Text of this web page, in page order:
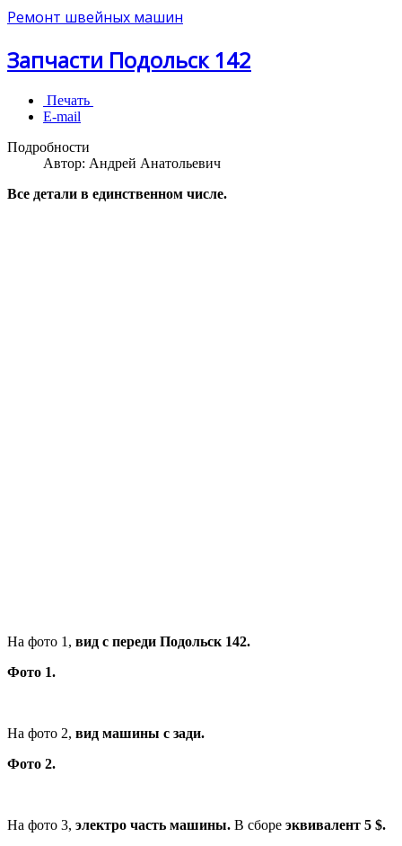
Ремонт швейных машин
Запчасти Подольск 142
Печать
E-mail
Подробности
Автор: Андрей Анатольевич
Все детали в единственном числе.
На фото 1, вид с переди Подольск 142.
Фото 1.
На фото 2, вид машины с зади.
Фото 2.
На фото 3, электро часть машины. В сборе эквивалент 5 $.